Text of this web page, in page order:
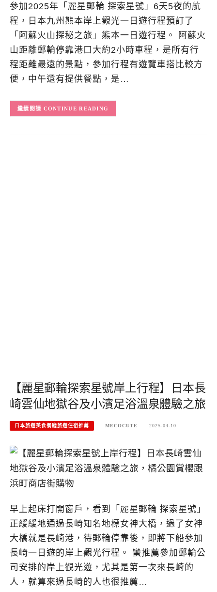
參加2025年「麗星郵輪 探索星號」6天5夜的航
程，日本九州熊本岸上觀光一日遊行程預訂了
「阿蘇火山探秘之旅」熊本一日遊行程。 阿蘇火
山距離郵輪停靠港口大約2小時車程，是所有行
程距離最遠的景點，參加行程有遊覽車搭比較方
便，中午還有提供餐點，是…
CONTINUE READING
【麗星郵輪探索星號岸上行程】日本長
崎雲仙地獄谷及小濱足浴溫泉體驗之旅
日本旅遊美食餐廳旅遊住宿推薦 MECOCUTE 2025-04-10
早上起床打開窗戶，看到「麗星郵輪 探索星號」
正緩緩地通過長崎知名地標女神大橋，過了女神
大橋就是長崎港，待郵輪停靠後，即將下船參加
長崎一日遊的岸上觀光行程。 蠻推薦參加郵輪公
司安排的岸上觀光遊，尤其是第一次來長崎的
人，就算來過長崎的人也很推薦…